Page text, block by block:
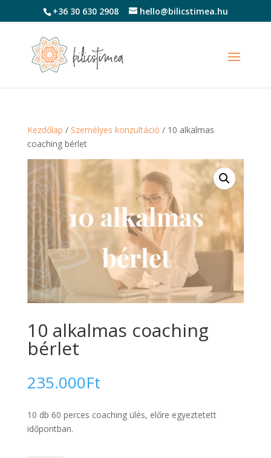
+36 30 630 2908 hello@bilicstimea.hu
Kezdőlap / Személyes konzultáció / 10 alkalmas
coaching bérlet
10 alkalmas coaching
bérlet
235.000Ft
10 db 60 perces coaching ülés, előre egyeztetett
időpontban.